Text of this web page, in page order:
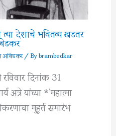
त्या देशाचे भवितव्य खडतर
आंबेडकर/ Bybrambedkar
दिनांक 31
यांच्या *’महात्मा
मुहूर्त समारंभ